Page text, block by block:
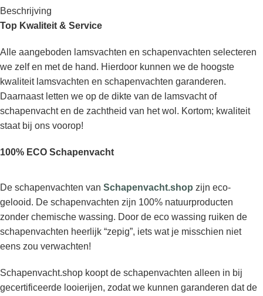
Beschrijving
Top Kwaliteit & Service
Alle aangeboden lamsvachten en schapenvachten selecteren
we zelf en met de hand. Hierdoor kunnen we de hoogste
kwaliteit lamsvachten en schapenvachten garanderen.
Daarnaast letten we op de dikte van de lamsvacht of
schapenvacht en de zachtheid van het wol. Kortom; kwaliteit
staat bij ons voorop!
100% ECO Schapenvacht
De schapenvachten van Schapenvacht.shop zijn eco-
gelooid. De schapenvachten zijn 100% natuurproducten
zonder chemische wassing. Door de eco wassing ruiken de
schapenvachten heerlijk “zepig”, iets wat je misschien niet
eens zou verwachten!
Schapenvacht.shop koopt de schapenvachten alleen in bij
gecertificeerde looierijen, zodat we kunnen garanderen dat de